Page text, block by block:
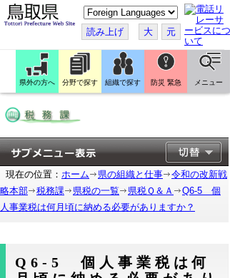
こ
の
ペ
ー
ジ
を
翻
訳
す
読み上げ 大 元
県外の方へ 分野で探す 組織で探す 防災 緊急 メニュー
現在の位置： ホーム 県の組織と仕事
令和の改新戦
略本部
税務課 県税の一覧 県税Ｑ＆Ａ
Q6-5 個
人事業税は何月頃に納める必要がありますか？
Q6-5 個人事業税は何